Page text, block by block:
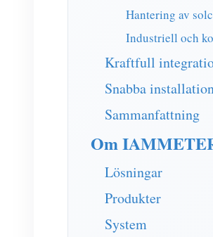
Hantering av
Industriell och
Kraftfull
Snabba
Sammanfattning
Om
Lösningar
Produkter
System